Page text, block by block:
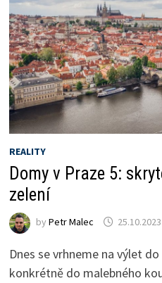
REALITY
Domy v Praze 5:
zelení
by Petr Malec 25.10.2023
Dnes se vrhneme na výlet
konkrétně do malebného